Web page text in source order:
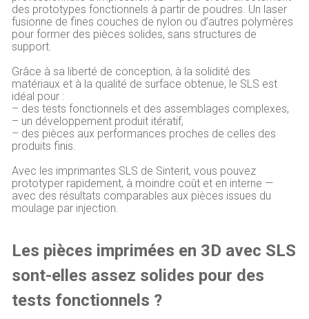
des prototypes fonctionnels à partir de poudres. Un laser
fusionne de fines couches de nylon ou d’autres polymères
pour former des pièces solides, sans structures de
support.
Grâce à sa liberté de conception, à la solidité des
matériaux et à la qualité de surface obtenue, le SLS est
idéal pour :
– des tests fonctionnels et des assemblages complexes,
– un développement produit itératif,
– des pièces aux performances proches de celles des
produits finis.
Avec les imprimantes SLS de Sinterit, vous pouvez
prototyper rapidement, à moindre coût et en interne —
avec des résultats comparables aux pièces issues du
moulage par injection.
Les pièces imprimées en 3D avec SLS
sont-elles assez solides pour des
tests fonctionnels ?